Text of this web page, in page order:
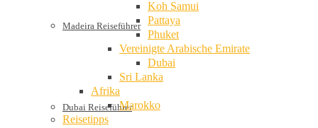
Madeira Reiseführer
Dubai Reiseführer
Koh Samui
Pattaya
Phuket
Vereinigte Arabische Emirate
Dubai
Sri Lanka
Afrika
Marokko
Reisetipps